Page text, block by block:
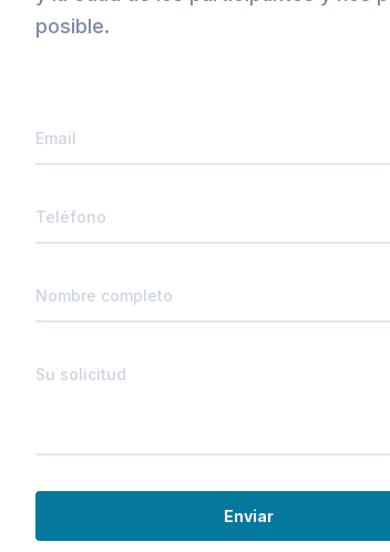
posible.
Enviar